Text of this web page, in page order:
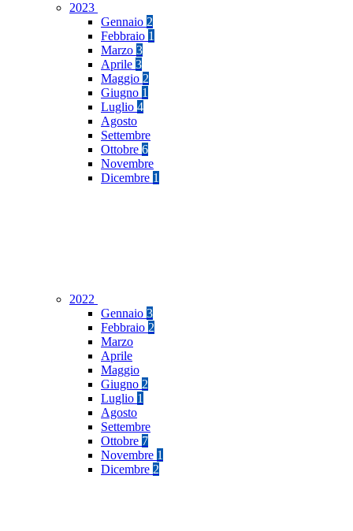
2023
Gennaio 2
Febbraio 1
Marzo 3
Aprile 3
Maggio 2
Giugno 1
Luglio 4
Agosto
Settembre
Ottobre 6
Novembre
Dicembre 1
2022
Gennaio 3
Febbraio 2
Marzo
Aprile
Maggio
Giugno 2
Luglio 1
Agosto
Settembre
Ottobre 7
Novembre 1
Dicembre 2